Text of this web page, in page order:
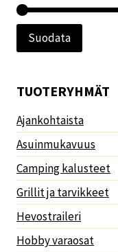
Suodata
TUOTERYHMÄT
Ajankohtaista
Asuinmukavuus
Camping kalusteet
Grillit ja tarvikkeet
Hevostraileri
Hobby varaosat